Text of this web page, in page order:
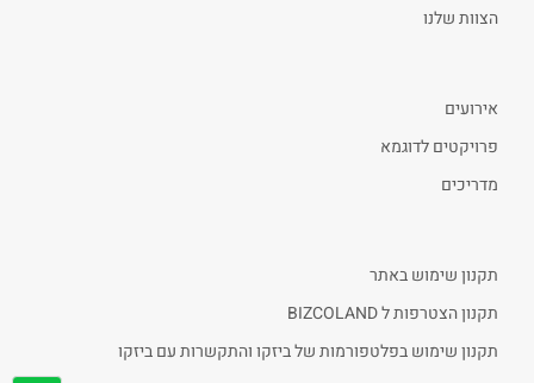
הצוות שלנו
אירועים
פרויקטים לדוגמא
מדריכים
תקנון שימוש באתר
תקנון הצטרפות ל BIZCOLAND
תקנון שימוש בפלטפורמות של ביזקו והתקשרות עם ביזקו